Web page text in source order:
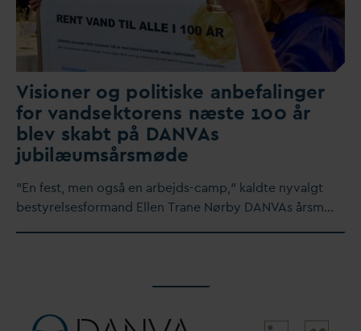
Visioner og politiske anbefalinger
forvandsektorens næste 100 år
blev skabt på DANVAs
jubilæumsårsmøde
”En fest, men også en arbejds-camp," kaldte nyvalgt
bestyrelsesformand Ellen Trane Nørby DANVAs årsm…